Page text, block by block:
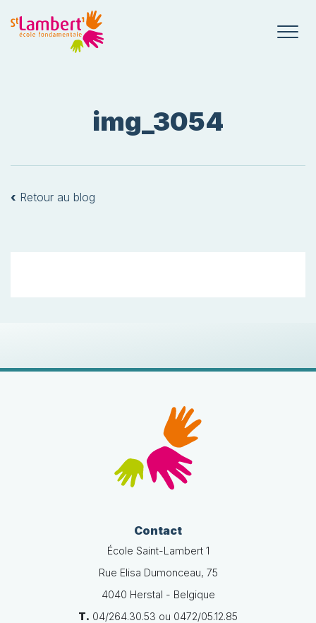
img_3054
‹ Retour au blog
Contact
École Saint-Lambert 1
Rue Elisa Dumonceau, 75
4040 Herstal - Belgique
T. 04/264.30.53 ou 0472/05.12.85